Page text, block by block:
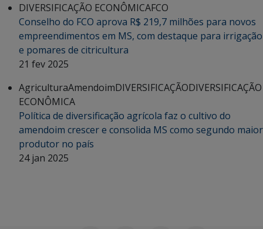
DIVERSIFICAÇÃO ECONÔMICAFCO
Conselho do FCO aprova R$ 219,7 milhões para novos
empreendimentos em MS, com destaque para irrigação
e pomares de citricultura
21 fev 2025
AgriculturaAmendoimDIVERSIFICAÇÃODIVERSIFICAÇÃO
ECONÔMICA
Política de diversificação agrícola faz o cultivo do
amendoim crescer e consolida MS como segundo maior
produtor no país
24 jan 2025